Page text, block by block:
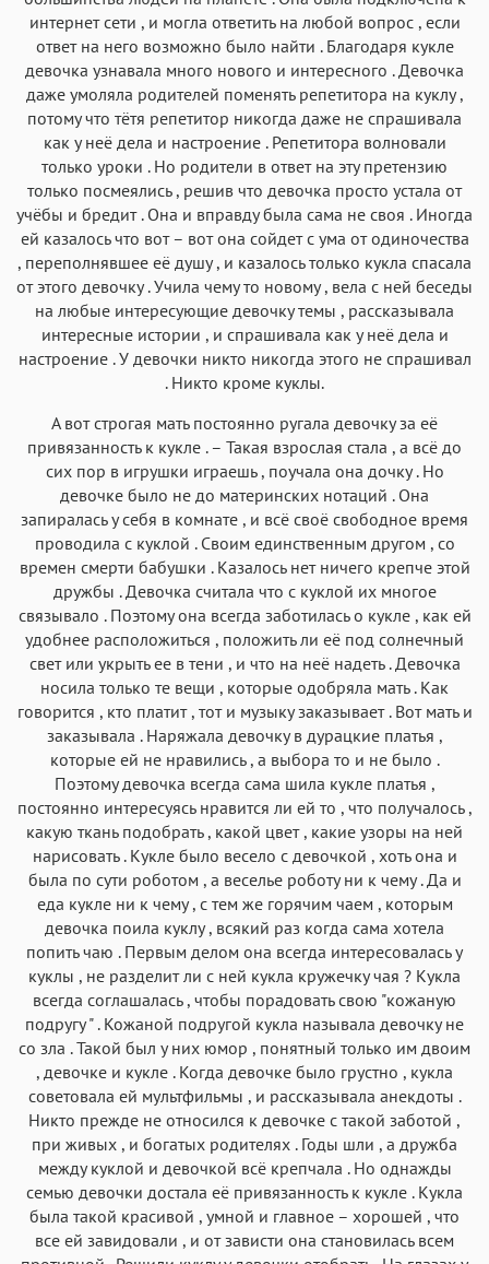
интернет сети , и могла ответить на любой вопрос , если
ответ на него возможно было найти . Благодаря кукле
девочка узнавала много нового и интересного . Девочка
даже умоляла родителей поменять репетитора на куклу ,
потому что тётя репетитор никогда даже не спрашивала
как у неё дела и настроение . Репетитора волновали
только уроки . Но родители в ответ на эту претензию
только посмеялись , решив что девочка просто устала от
учёбы и бредит . Она и вправду была сама не своя . Иногда
ей казалось что вот – вот она сойдет с ума от одиночества
, переполнявшее её душу , и казалось только кукла спасала
от этого девочку . Учила чему то новому , вела с ней беседы
на любые интересующие девочку темы , рассказывала
интересные истории , и спрашивала как у неё дела и
настроение . У девочки никто никогда этого не спрашивал
. Никто кроме куклы.
А вот строгая мать постоянно ругала девочку за её
привязанность к кукле . – Такая взрослая стала , а всё до
сих пор в игрушки играешь , поучала она дочку . Но
девочке было не до материнских нотаций . Она
запиралась у себя в комнате , и всё своё свободное время
проводила с куклой . Своим единственным другом , со
времен смерти бабушки . Казалось нет ничего крепче этой
дружбы . Девочка считала что с куклой их многое
связывало . Поэтому она всегда заботилась о кукле , как ей
удобнее расположиться , положить ли её под солнечный
свет или укрыть ее в тени , и что на неё надеть . Девочка
носила только те вещи , которые одобряла мать . Как
говорится , кто платит , тот и музыку заказывает . Вот мать и
заказывала . Наряжала девочку в дурацкие платья ,
которые ей не нравились , а выбора то и не было .
Поэтому девочка всегда сама шила кукле платья ,
постоянно интересуясь нравится ли ей то , что получалось ,
какую ткань подобрать , какой цвет , какие узоры на ней
нарисовать . Кукле было весело с девочкой , хоть она и
была по сути роботом , а веселье роботу ни к чему . Да и
еда кукле ни к чему , с тем же горячим чаем , которым
девочка поила куклу , всякий раз когда сама хотела
попить чаю . Первым делом она всегда интересовалась у
куклы , не разделит ли с ней кукла кружечку чая ? Кукла
всегда соглашалась , чтобы порадовать свою "кожаную
подругу " . Кожаной подругой кукла называла девочку не
со зла . Такой был у них юмор , понятный только им двоим
, девочке и кукле . Когда девочке было грустно , кукла
советовала ей мультфильмы , и рассказывала анекдоты .
Никто прежде не относился к девочке с такой заботой ,
при живых , и богатых родителях . Годы шли , а дружба
между куклой и девочкой всё крепчала . Но однажды
семью девочки достала её привязанность к кукле . Кукла
была такой красивой , умной и главное – хорошей , что
все ей завидовали , и от зависти она становилась всем